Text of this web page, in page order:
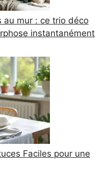
au mur : ce trio déco
instantanément
Faciles pour une